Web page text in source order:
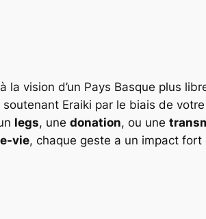
la vision d’un Pays Basque plus
Eraiki par le biais de
legs, une donation, ou une
vie, chaque geste a un impact fort